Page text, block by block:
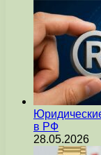
в РФ
28.05.2026